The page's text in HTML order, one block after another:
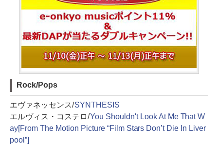
Rock/Pops
エヴァネッセンス/SYNTHESIS
エルヴィス・コステロ/You Shouldn't Look At Me That W
ay[From The Motion Picture “Film Stars Don’t Die In Liver
pool”]